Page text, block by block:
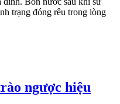
trạng đóng rêu trong lòng
ngược hiệu